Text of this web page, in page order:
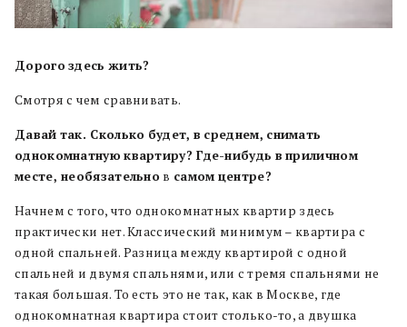
Дорого здесь жить?
Смотря с чем сравнивать.
Давай так. Сколько будет, в среднем, снимать
однокомнатную квартиру? Где-нибудь в приличном
месте, необязательно в самом центре?
Начнем с того, что однокомнатных квартир здесь
практически нет. Классический минимум – квартира с
одной спальней. Разница между квартирой с одной
спальней и двумя спальнями, или с тремя спальнями не
такая большая. То есть это не так, как в Москве, где
однокомнатная квартира стоит столько-то, а двушка